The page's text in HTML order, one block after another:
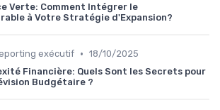
Verte: Comment Intégrer le
à Votre Stratégie d'Expansion?
exécutif • 18/10/2025
Financière: Quels Sont les Secrets pour
Budgétaire ?